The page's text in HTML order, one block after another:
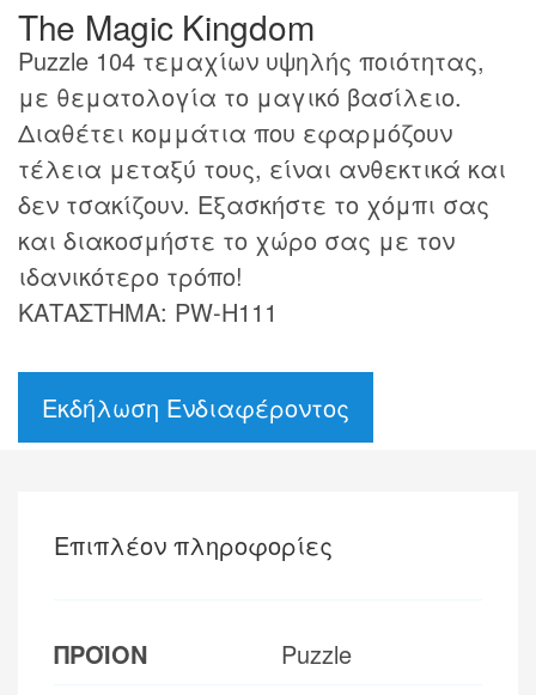
The Magic Kingdom
Puzzle 104 τεμαχίων υψηλής ποιότητας,
με θεματολογία τo μαγικό βασίλειο.
Διαθέτει κομμάτια που εφαρμόζουν
τέλεια μεταξύ τους, είναι ανθεκτικά και
δεν τσακίζουν. Εξασκήστε το χόμπι σας
και διακοσμήστε το χώρο σας με τον
ιδανικότερο τρόπο!
ΚΑΤΑΣΤΗΜΑ: PW-H111
Εκδήλωση Ενδιαφέροντος
Επιπλέον πληροφορίες
ΠΡΟΪΟΝ Puzzle